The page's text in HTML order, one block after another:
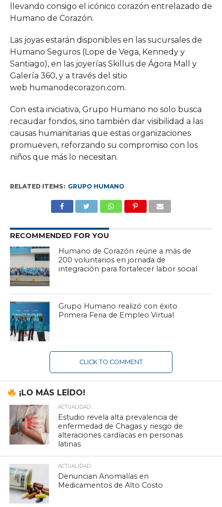
llevando consigo el icónico corazón entrelazado de
Humano de Corazón.
Las joyas estarán disponibles en las sucursales de
Humano Seguros (Lope de Vega, Kennedy y
Santiago), en las joyerías Skillus de Ágora Mall y
Galería 360, y a través del sitio
web humanodecorazon.com.
Con esta iniciativa, Grupo Humano no solo busca
recaudar fondos, sino también dar visibilidad a las
causas humanitarias que estas organizaciones
promueven, reforzando su compromiso con los
niños que más lo necesitan.
RELATED ITEMS: GRUPO HUMANO
RECOMMENDED FOR YOU
Humano de Corazón reúne a más de
200 voluntarios en jornada de
integración para fortalecer labor social
Grupo Humano realizó con éxito
Primera Feria de Empleo Virtual
CLICK TO COMMENT
¡LO MÁS LEÍDO!
ACTUALIDAD
Estudio revela alta prevalencia de
enfermedad de Chagas y riesgo de
alteraciones cardíacas en personas
latinas
ACTUALIDAD
Denuncian Anomalías en
Medicamentos de Alto Costo